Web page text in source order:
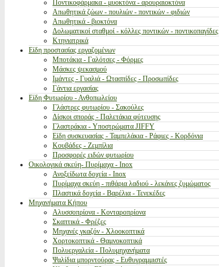
Ποντικοφάρμακα - μυοκτόνα - αρουραιοκτόνα
Απωθητικά ζώων - πουλιών - ποντικών - φιδιών
Απωθητικά - βιοκτόνα
Δολωματικοί σταθμοί - κόλλες ποντικών - ποντικοπαγίδες
Κτηνιατρικά
Είδη προστασίας εργαζομένων
Μποτάκια - Γαλότσες - Φόρμες
Μάσκες ψεκασμού
Ιμάντες - Γυαλιά - Ωτασπίδες - Προσωπίδες
Γάντια εργασίας
Είδη Φυτωρίου - Ανθοπωλείου
Γλάστρες φυτωρίου - Σακούλες
Δίσκοι σποράς - Παλετάκια φύτευσης
Γλαστράκια - Υποστρώματα JIFFY
Είδη συσκευασίας - Ταμπελάκια - Ράφιες - Κορδόνια
Κουβάδες - Ζεμπίλια
Προσφορές ειδών φυτωρίου
Οικολογικά σκεύη- Πυρίμαχα - Inox
Ανοξείδωτα δοχεία - Inox
Πυρίμαχα σκεύη - πιθάρια λαδιού - λεκάνες ζυμώματος
Πλαστικά δοχεία - Βαρέλια - Τενεκέδες
Μηχανήματα Κήπου
Αλυσσοπρίονα - Κονταροπρίονα
Σκαπτικά - Φρέζες
Μηχανές γκαζόν - Χλοοκοπτικά
Χορτοκοπτικά - Θαμνοκοπτικά
Πολυεργαλεία - Πολυμηχανήματα
Ψαλίδια μπορντούρας - Ευθυγραμμιστές